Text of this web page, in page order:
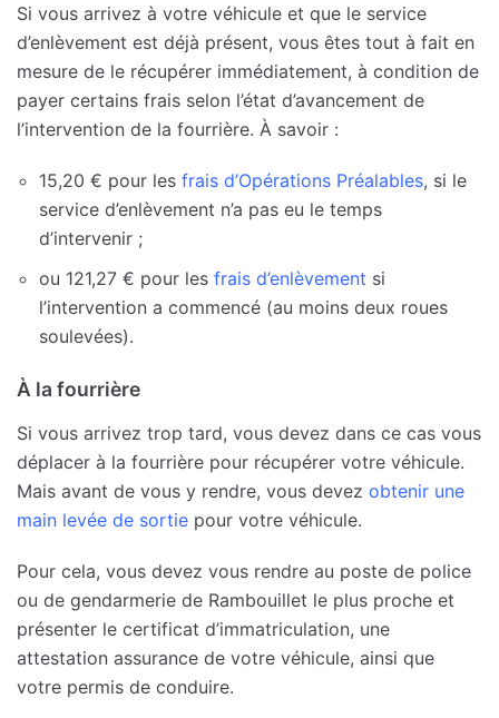
Si vous arrivez à votre véhicule et que le service
d’enlèvement est déjà présent, vous êtes tout à fait en
mesure de le récupérer immédiatement, à condition de
payer certains frais selon l’état d’avancement de
l’intervention de la fourrière. À savoir :
15,20 € pour les frais d’Opérations Préalables, si le
service d’enlèvement n’a pas eu le temps
d’intervenir ;
ou 121,27 € pour les frais d’enlèvement si
l’intervention a commencé (au moins deux roues
soulevées).
À la fourrière
Si vous arrivez trop tard, vous devez dans ce cas vous
déplacer à la fourrière pour récupérer votre véhicule.
Mais avant de vous y rendre, vous devez obtenir une
main levée de sortie pour votre véhicule.
Pour cela, vous devez vous rendre au poste de police
ou de gendarmerie de Rambouillet le plus proche et
présenter le certificat d’immatriculation, une
attestation assurance de votre véhicule, ainsi que
votre permis de conduire.